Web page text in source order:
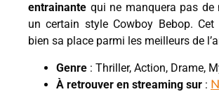
entrainante qui ne manquera pas de
un certain style Cowboy Bebop.
bien sa place parmi les meilleurs de
Genre : Thriller, Action, Drame,
À retrouver en streaming sur :